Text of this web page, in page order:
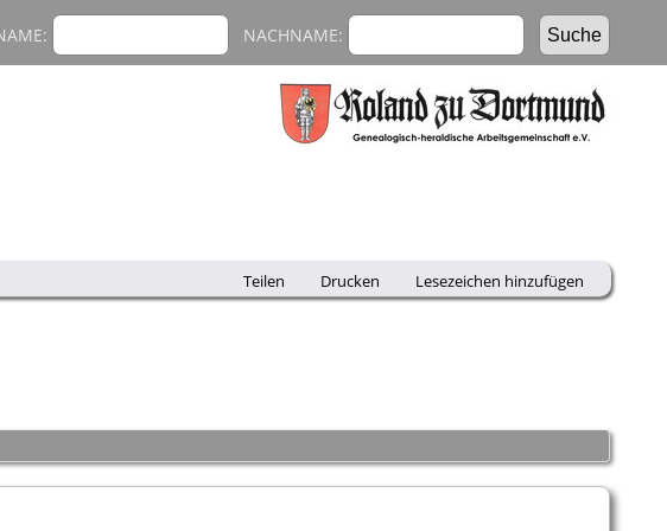
NACHNAME:
Teilen Drucken Lesezeichen hinzufügen